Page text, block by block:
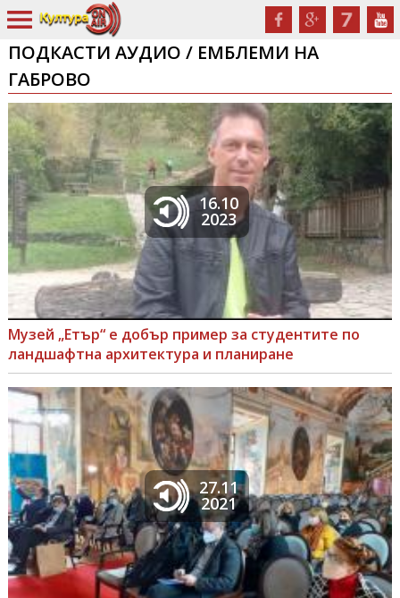
ПОДКАСТИ АУДИО / ЕМБЛЕМИ НА
ГАБРОВО
16.10
2023
Музей „Етър“ е добър пример за студентите по
ландшафтна архитектура и планиране
27.11
2021